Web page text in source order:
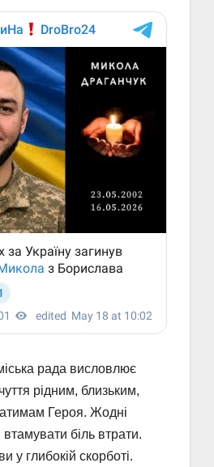
рада висловлює
рідним, близьким,
Героя. Жодні
біль втрати.
у глибокій скорботі.